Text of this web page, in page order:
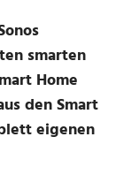
smarten
Home
den Smart
eigenen